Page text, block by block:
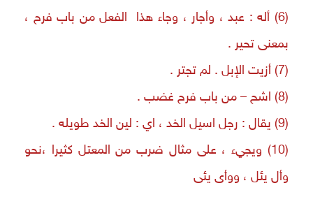
(6) أله : عبد ، وأجار ، وجاء هذا الفعل من باب فرح ،
بمعنى تحير .
(7) أزيت الإبل . لم تجتر .
(8) اشح – من باب فرح غضب .
(9) يقال : رجل اسيل الخد ، اي : لين الخد طويله .
(10) ويجيء ، على مثال ضرب من المعتل كثيرا ،نحو
وأل يئل ، ووأى يئى